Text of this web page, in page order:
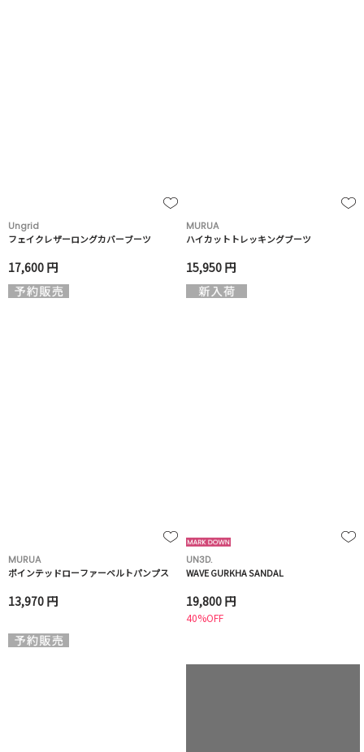
Ungrid
フェイクレザーロングカバーブーツ
17,600 円
MURUA
ハイカットトレッキングブーツ
15,950 円
MURUA
ポインテッドローファーベルトパンプス
13,970 円
UN3D.
WAVE GURKHA SANDAL
19,800 円
40%OFF